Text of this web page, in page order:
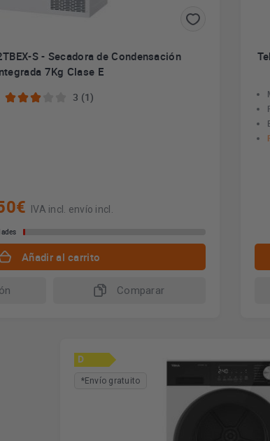
S - Secadora de Condensación
7Kg Clase E
3 (1)
IVA incl. envío incl.
Añadir al carrito
Comparar
D
*Envío gratuito